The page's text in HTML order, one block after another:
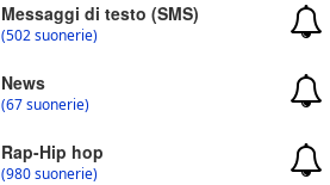
Messaggi di testo (SMS)
(502 suonerie)
News
(67 suonerie)
Rap-Hip hop
(980 suonerie)